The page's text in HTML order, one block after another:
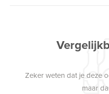
Zeker weten dat je deze
maar